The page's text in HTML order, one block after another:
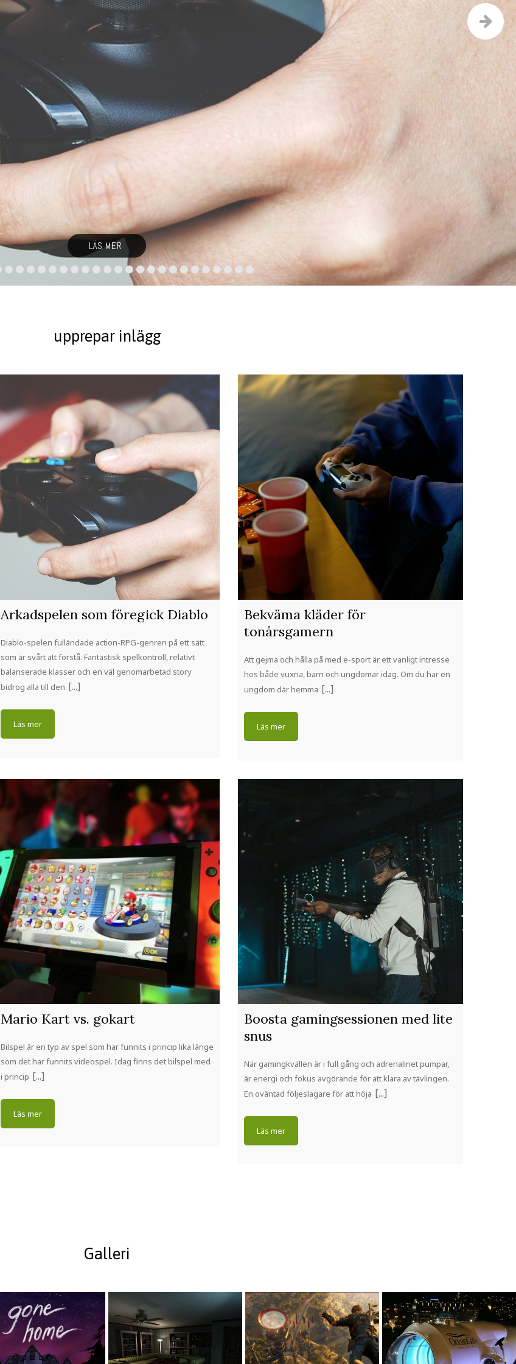
LÄS MER
upprepar inlägg
Arkadspelen som föregick Diablo
Diablo-spelen fulländade action-RPG-genren på ett sätt
som är svårt att förstå. Fantastisk spelkontroll, relativt
balanserade klasser och en väl genomarbetad story
bidrog alla till den
Bekväma kläder för
tonårsgamern
Att gejma och hålla på med e-sport är ett vanligt intresse
hos både vuxna, barn och ungdomar idag. Om du har en
ungdom där hemma
Mario Kart vs. gokart
Bilspel är en typ av spel som har funnits i princip lika länge
som det har funnits videospel. Idag finns det bilspel med
i princip
Boosta gamingsessionen med lite
snus
När gamingkvällen är i full gång och adrenalinet pumpar,
är energi och fokus avgörande för att klara av tävlingen.
En oväntad följeslagare för att höja
Galleri